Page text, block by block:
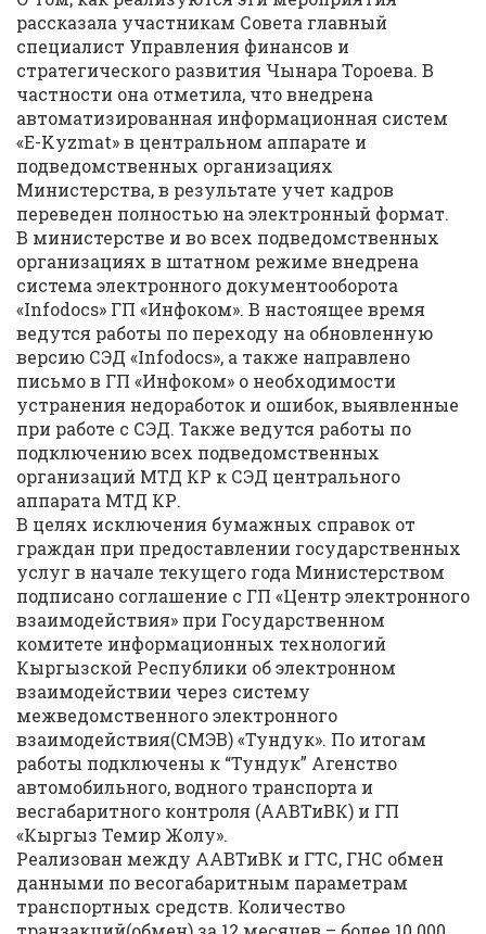
рассказала участникам Совета главный
специалист Управления финансов и
стратегического развития Чынара Тороева. В
частности она отметила, что внедрена
автоматизированная информационная систем
«E-Kyzmat» в центральном аппарате и
подведомственных организациях
Министерства, в результате учет кадров
переведен полностью на электронный формат.
В министерстве и во всех подведомственных
организациях в штатном режиме внедрена
система электронного документооборота
«Infodocs» ГП «Инфоком». В настоящее время
ведутся работы по переходу на обновленную
версию СЭД «Infodocs», а также направлено
письмо в ГП «Инфоком» о необходимости
устранения недоработок и ошибок, выявленные
при работе с СЭД. Также ведутся работы по
подключению всех подведомственных
организаций МТД КР к СЭД центрального
аппарата МТД КР.
В целях исключения бумажных справок от
граждан при предоставлении государственных
услуг в начале текущего года Министерством
подписано соглашение с ГП «Центр электронного
взаимодействия» при Государственном
комитете информационных технологий
Кыргызской Республики об электронном
взаимодействии через систему
межведомственного электронного
взаимодействия(СМЭВ) «Тундук». По итогам
работы подключены к “Тундук” Агенство
автомобильного, водного транспорта и
весгабаритного контроля (ААВТиВК) и ГП
«Кыргыз Темир Жолу».
Реализован между ААВТиВК и ГТС, ГНС обмен
данными по весогабаритным параметрам
транспортных средств. Количество